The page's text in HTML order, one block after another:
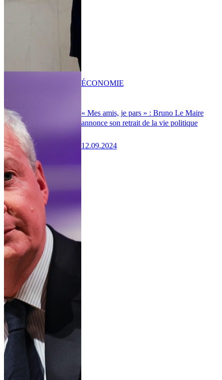
« Mes amis, je pars » : Bruno Le Maire
annonce son retrait de la vie politique
12.09.2024
ÉCONOMIE